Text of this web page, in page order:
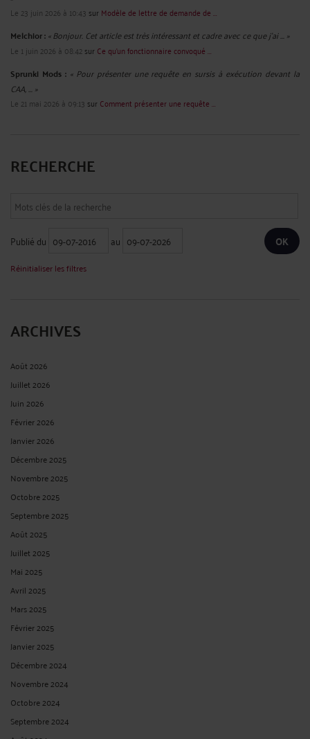
Le 23 juin 2026 à 10:43 sur Modèle de lettre de demande de ...
Melchior :« Bonjour. Cet article est très intéressant et cadre avec ce que j'ai ... »
Le 1 juin 2026 à 08:42sur Ce qu’un fonctionnaire convoqué ...
Sprunki Mods : « Pour présenter une requête en sursis à exécution devant la
CAA, ... »
Le 21 mai 2026 à 09:13 sur Comment présenter une requête ...
RECHERCHE
Publié du au
Réinitialiser les filtres
ARCHIVES
Août 2026
Juillet 2026
Juin 2026
Février 2026
Janvier 2026
Décembre 2025
Novembre 2025
Octobre 2025
Septembre 2025
Août 2025
Juillet 2025
Mai 2025
Avril 2025
Mars 2025
Février 2025
Janvier 2025
Décembre 2024
Novembre 2024
Octobre 2024
Septembre 2024